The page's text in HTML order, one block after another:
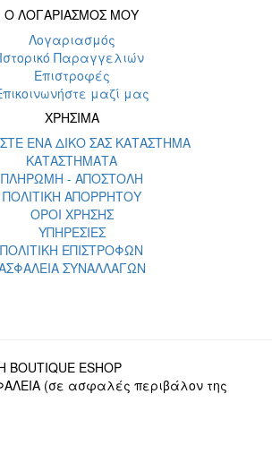
Ο ΛΟΓΑΡΙΑΣΜΟΣ ΜΟΥ
Λογαριασμός
Ιστορικό Παραγγελιών
Επιστροφές
μαζί μας
ΧΡΗΣΙΜΑ
ΕΝΑ ΔΙΚΟ ΣΑΣ ΚΑΤΑΣΤΗΜΑ
ΚΑΤΑΣΤΗΜΑΤΑ
ΠΛΗΡΩΜΗ - ΑΠΟΣΤΟΛΗ
ΠΟΛΙΤΙΚΗ ΑΠΟΡΡΗΤΟΥ
ΟΡΟΙ ΧΡΗΣΗΣ
ΥΠΗΡΕΣΙΕΣ
ΠΟΛΙΤΙΚΗ ΕΠΙΣΤΡΟΦΩΝ
ΣΥΝΑΛΛΑΓΩΝ
BOUTIQUE ESHOP
(σε ασφαλές περιβάλον της